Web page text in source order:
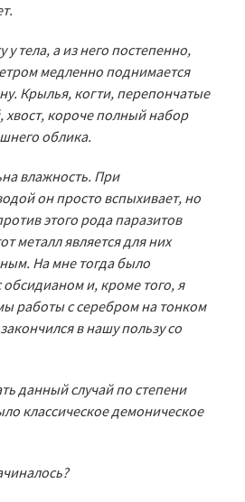
у тела, а из него постепенно,
медленно поднимается
Крылья, когти, перепончатые
хвост, короче полный набор
облика.
влажность. При
он просто вспыхивает, но
этого рода паразитов
металл является для них
На мне тогда было
и, кроме того, я
работы с серебром на тонком
в нашу пользу со
данный случай по степени
классическое демоническое